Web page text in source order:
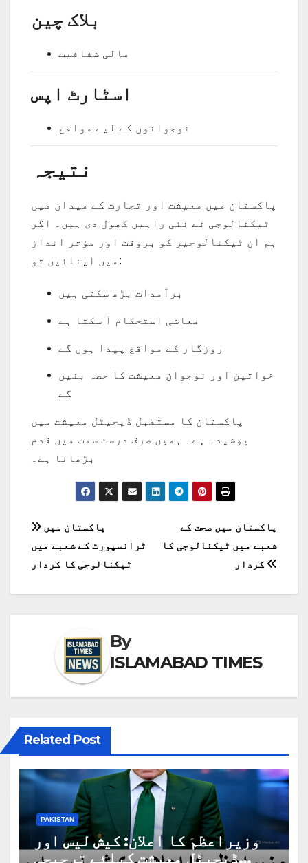
بلاک چین
مالی شفافیت
اسٹارٹ اپس
نوجوانوں کے لیے مواقع
نتیجہ
پاکستان میں معیشت اور تجارت کے میدان میں
ٹیکنالوجی نے نئی راہیں کھول دی ہیں۔ اگر
ہم ان ٹیکنالوجیز کو بروقت اور مؤثر انداز
میں اپنائیں تو:
برآمدات بڑھ سکتی ہیں
معاشی استحکام آ سکتا ہے
روزگار کے مواقع پیدا ہوں گے
خواتین اور نوجوان معیشت کا حصہ بنیں
گے
پاکستان کا مستقبل ڈیجیٹل معیشت میں
پوشیدہ ہے۔ ہمیں صرف درست سمت میں قدم
بڑھانا ہے۔
پوسٹوں
کی
نیویگیشن
پاکستان میں صحت کے
شعبے میں ٹیکنالوجی کا
پاکستان میں
ٹرانسپورٹ کے شعبے میں
ٹیکنالوجی کا کردار
By
ISLAMABAD TIMES
Related Post
PAKISTAN
وزیراعظم کا اعلان: کیش لیس اور
ڈیجیٹل معیشت کیلئے ترجیحی